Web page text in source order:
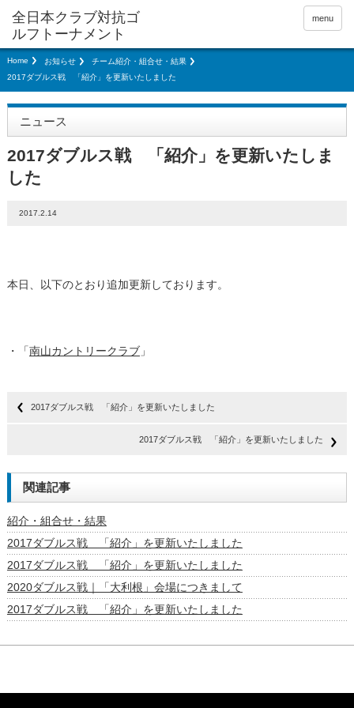
menu
Home お知らせ
チーム紹介・組合せ・結果
2017ダブルス戦 「紹介」を更新いたしました
ニュース
2017ダブルス戦 「紹介」を更新いたしま
した
2017.2.14
本日、以下のとおり追加更新しております。
・「南山カントリークラブ」
2017ダブルス戦 「紹介」を更新いたしました
2017ダブルス戦 「紹介」を更新いたしました
関連記事
紹介・組合せ・結果
2017ダブルス戦 「紹介」を更新いたしました
2017ダブルス戦 「紹介」を更新いたしました
2020ダブルス戦｜「大利根」会場につきまして
2017ダブルス戦 「紹介」を更新いたしました